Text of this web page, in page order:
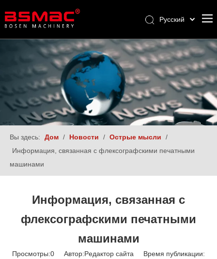
Pусский
العربية
Français
Español
Türk dili
Вы здесь: Дом / Новости / Острые мысли
/
Информация, связанная с флексографскими печатными
машинами
Информация, связанная с
флексографскими печатными
машинами
Просмотры:0 Автор:Pедактор сайта Время публикации: